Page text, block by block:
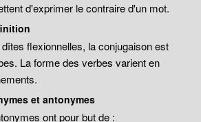
d'exprimer le contraire d'un mot.
flexionnelles, la conjugaison est
La forme des verbes varient en
et antonymes
ont pour but de :